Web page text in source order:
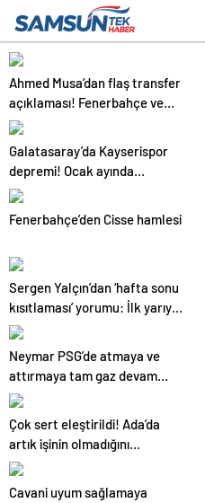
Ahmed Musa’dan flaş transfer
açıklaması! Fenerbahçe ve
Galatasaray…
Galatasaray’da Kayserispor
depremi! Ocak ayında
gönderilecek.
Fenerbahçe’den Cisse hamlesi
Sergen Yalçın’dan ‘hafta sonu
kısıtlaması’ yorumu: İlk yarıyı
oynayıp bırakacağız galiba
Neymar PSG’de atmaya ve
attırmaya tam gaz devam
ediyor!
Çok sert eleştirildi! Ada’da
artık işinin olmadığını
düşünüyoruz!
Cavani uyum sağlamaya